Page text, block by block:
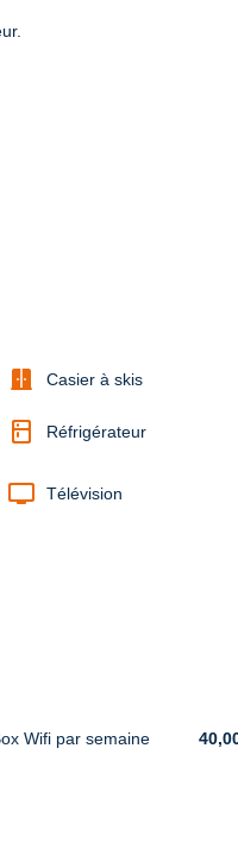
door_sliding Casier à skis
kitchen Réfrigérateur
tv Télévision
Wifi par semaine